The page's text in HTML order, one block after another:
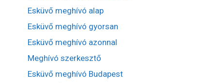
Esküvő meghívó alap
Esküvő meghívó gyorsan
Esküvő meghívó azonnal
Meghívó szerkesztő
Esküvő meghívó Budapest